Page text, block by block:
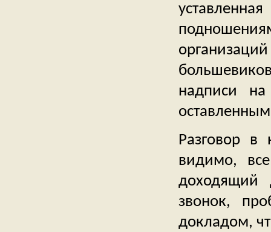
надписи
Разговор в
видимо,
доходящий
звонок,
докладом,